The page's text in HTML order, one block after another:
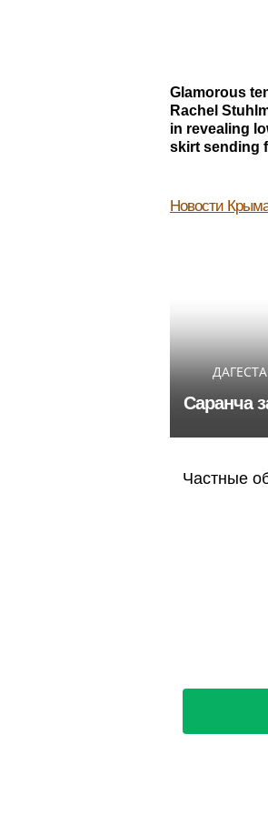
Glamorous
Rachel
in revealing
skirt sending
Новости
Саранча
Частные